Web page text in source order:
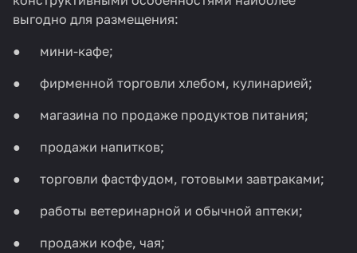
выгодно для размещения:
● мини-кафе;
● фирменной торговли хлебом, кулинарией;
● магазина по продаже продуктов питания;
● продажи напитков;
● торговли фастфудом, готовыми завтраками;
● работы ветеринарной и обычной аптеки;
● продажи кофе, чая;